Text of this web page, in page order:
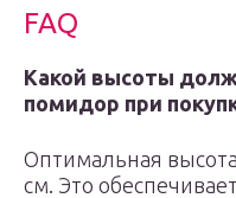
FAQ
Какой высоты
помидор при
Оптимальная
см. Это